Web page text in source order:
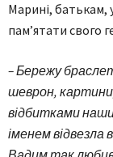
Марині, батькам,
пам’ятати свого
– Бережу
шеврон,
відбитками
іменем відвезла